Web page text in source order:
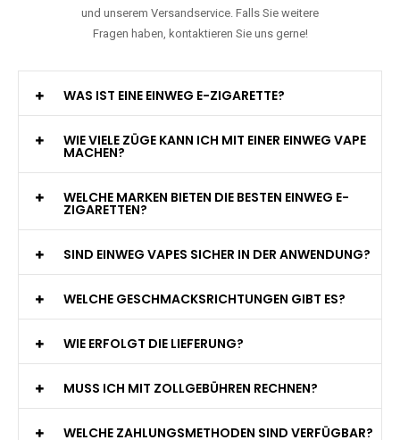
und unserem Versandservice. Falls Sie weitere
Fragen haben, kontaktieren Sie uns gerne!
WAS IST EINE EINWEG E-ZIGARETTE?
WIE VIELE ZÜGE KANN ICH MIT EINER EINWEG VAPE
MACHEN?
WELCHE MARKEN BIETEN DIE BESTEN EINWEG E-
ZIGARETTEN?
SIND EINWEG VAPES SICHER IN DER ANWENDUNG?
WELCHE GESCHMACKSRICHTUNGEN GIBT ES?
WIE ERFOLGT DIE LIEFERUNG?
MUSS ICH MIT ZOLLGEBÜHREN RECHNEN?
WELCHE ZAHLUNGSMETHODEN SIND VERFÜGBAR?